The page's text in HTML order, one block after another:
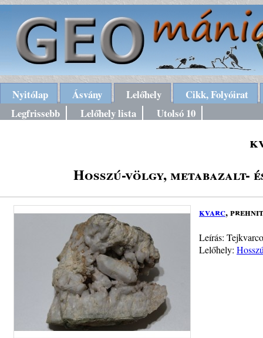
Nyitólap Ásvány Lelőhely
Cikk, Folyóirat
Legfrissebb
Lelőhely lista Utolsó 10
Hosszú-völgy,
kvarc, prehnit
Leírás:
Lelőhely: